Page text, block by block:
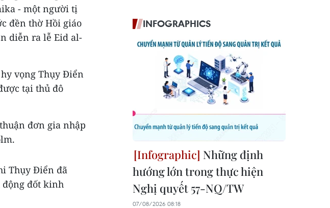
- một người tị
đền thờ Hồi giáo
diễn ra lễ Eid al-
vọng Thụy Điển
tại thủ đô
đơn gia nhập
Thụy Điển đã
đốt kinh
INFOGRAPHICS
Những định
hướng lớn trong thực hiện
Nghị quyết 57-NQ/TW
07/08/2026 08:18